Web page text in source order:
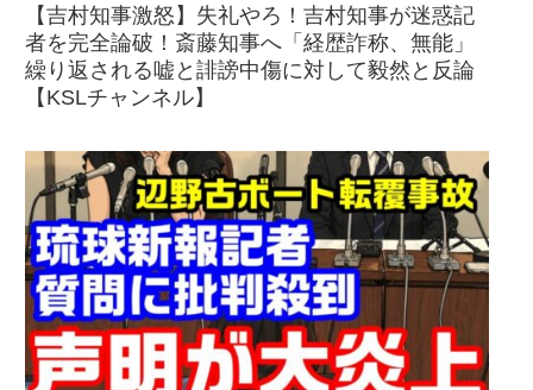
【吉村知事激怒】失礼やろ！吉村知事が迷惑記
者を完全論破！斎藤知事へ「経歴詐称、無能」
繰り返される嘘と誹謗中傷に対して毅然と反論
【KSLチャンネル】